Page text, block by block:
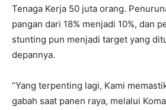
Tenaga Kerja 50 juta orang.
pangan dari 18% menjadi 10%, dan
stunting pun menjadi target yang
depannya.
“Yang terpenting lagi, Kami
gabah saat panen raya, melalui